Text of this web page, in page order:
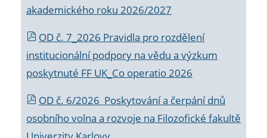
akademického roku 2026/2027
OD č. 7_2026 Pravidla pro rozdělení
institucionální podpory na vědu a výzkum
poskytnuté FF UK_Co operatio 2026
OD č. 6/2026 Poskytování a čerpání dnů
osobního volna a rozvoje na Filozofické fakultě